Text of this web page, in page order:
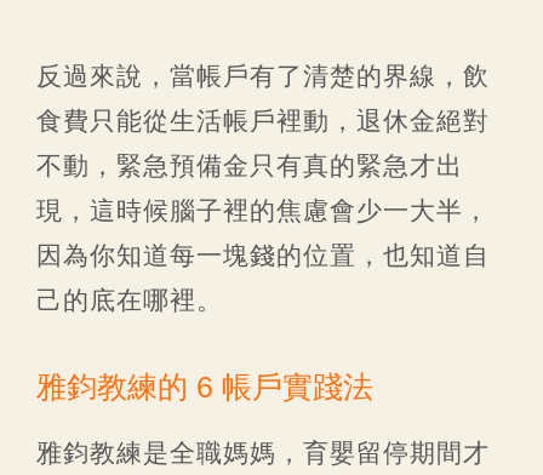
反過來說，當帳戶有了清楚的界線，飲
食費只能從生活帳戶裡動，退休金絕對
不動，緊急預備金只有真的緊急才出
現，這時候腦子裡的焦慮會少一大半，
因為你知道每一塊錢的位置，也知道自
己的底在哪裡。
雅鈞教練的 6 帳戶實踐法
雅鈞教練是全職媽媽，育嬰留停期間才